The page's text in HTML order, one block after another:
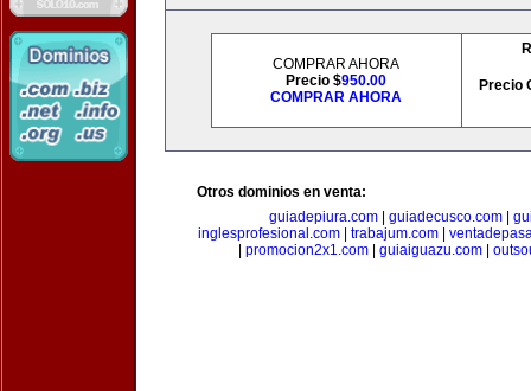
COMPRAR AHORA
Precio $950.00
COMPRAR AHORA
Precio
Otros dominios en venta:
guiadepiura.com| guiadecusco.com|
inglesprofesional.com| trabajum.com|
promocion2x1.com guiaiguazu.com